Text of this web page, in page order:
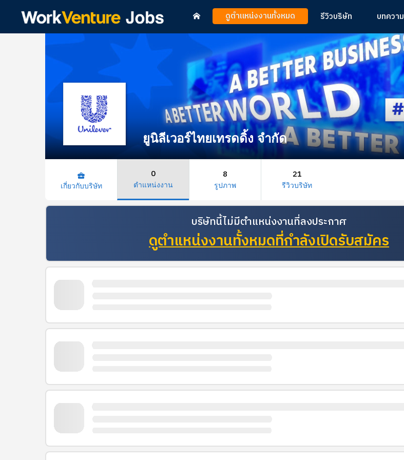
ดูตำแหน่งงานทั้งหมด รีวิวบริษัท บทความ
ยูนิลีเวอร์ไทยเทรดดิ้ง จำกัด
business_center
เกี่ยวกับบริษัท
0
ตำแหน่งงาน
8
รูปภาพ
21
รีวิวบริษัท
บริษัทนี้ไม่มีตำแหน่งงานที่ลงประกาศ
ดูตำแหน่งงานทั้งหมดที่กำลังเปิดรับสมัคร